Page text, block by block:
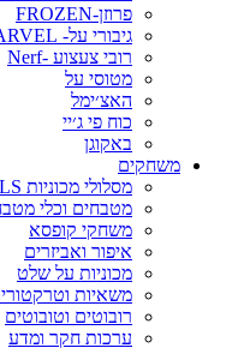
פרוזן-FROZEN
גיבורי על- MARVEL וDC
רובי צעצוע -Nerf
מטוסי על
האצ׳ימל
כוח פי ג׳יי
באקוגן
משחקים
מסלולי מכוניות HOT WHEELS
מטבחים וכלי מטבח
משחקי קופסא
איפור ואביזרים
מכוניות על שלט
משאיות וטרקטורים
רובוטים וטובוטים
ערכות חקר ומדע